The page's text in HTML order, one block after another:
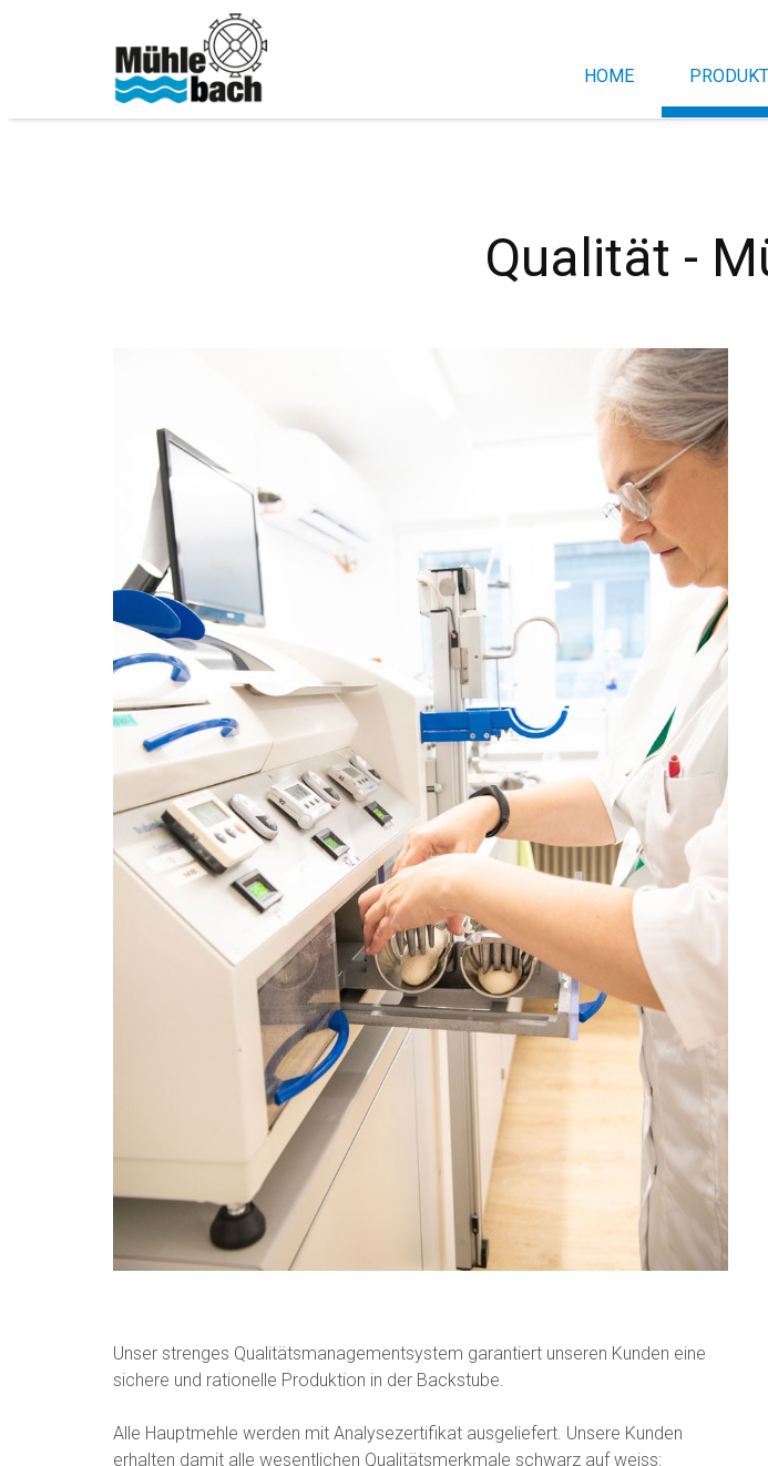
HOME
Qualität -
Unser strenges Qualitätsmanagementsystem garantiert unseren Kunden eine
sichere und rationelle Produktion in der Backstube.
Alle Hauptmehle werden mit Analysezertifikat ausgeliefert. Unsere Kunden
erhalten damit alle wesentlichen Qualitätsmerkmale schwarz auf weiss: